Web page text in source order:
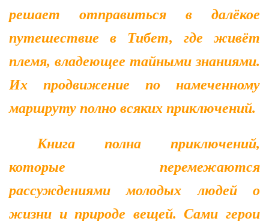
решает отправиться в далёкое
путешествие в Тибет, где живёт
племя, владеющее тайными знаниями.
Их продвижение по намеченному
маршруту полно всяких приключений.
Книга полна приключений,
которые перемежаются
рассуждениями молодых людей о
жизни и природе вещей. Сами герои